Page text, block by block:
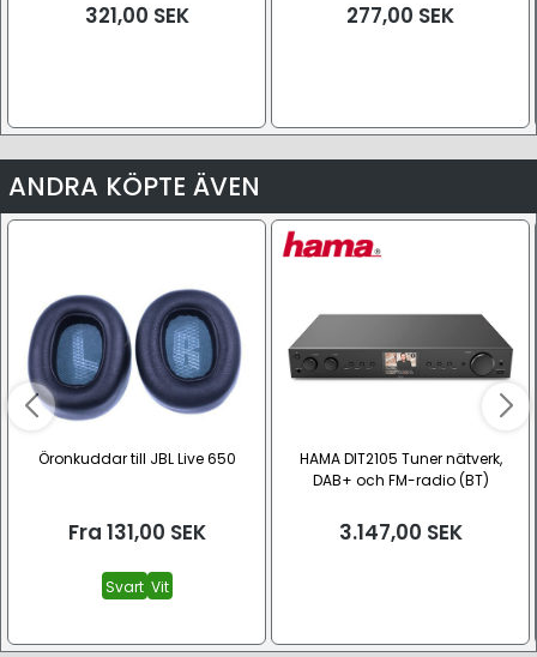
321,00 SEK 277,00 SEK
ANDRA KÖPTE ÄVEN
Öronkuddar till JBL Live 650
Fra 131,00 SEK
Svart Vit
HAMA DIT2105 Tuner nätverk,
DAB+ och FM-radio (BT)
3.147,00 SEK